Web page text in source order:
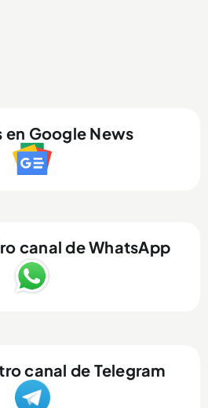
en Google News
canal de WhatsApp
canal de Telegram